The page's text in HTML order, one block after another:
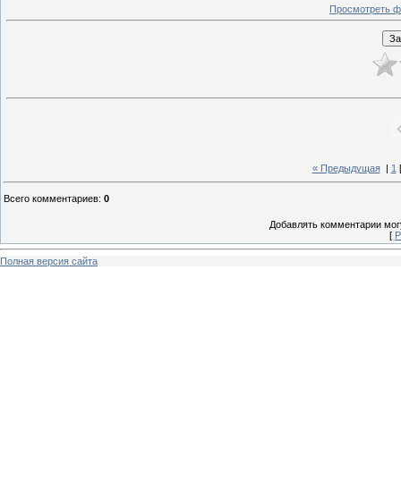
Просмотреть
« Предыдущая| 1 [
Всего комментариев: 0
Добавлять комментарии
[
Полная версия сайта